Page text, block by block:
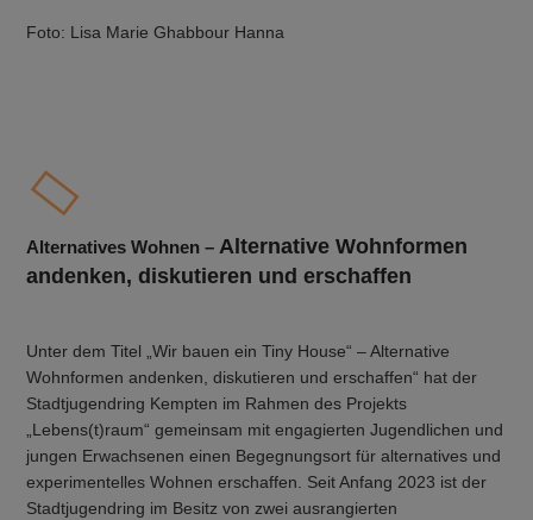
Foto: Lisa Marie Ghabbour Hanna
Alternatives Wohnen – Alternative Wohnformen
andenken, diskutieren und erschaffen
Unter dem Titel „Wir bauen ein Tiny House“ – Alternative
Wohnformen andenken, diskutieren und erschaffen“ hat der
Stadtjugendring Kempten im Rahmen des Projekts
„Lebens(t)raum“ gemeinsam mit engagierten Jugendlichen und
jungen Erwachsenen einen Begegnungsort für alternatives und
experimentelles Wohnen erschaffen. Seit Anfang 2023 ist der
Stadtjugendring im Besitz von zwei ausrangierten